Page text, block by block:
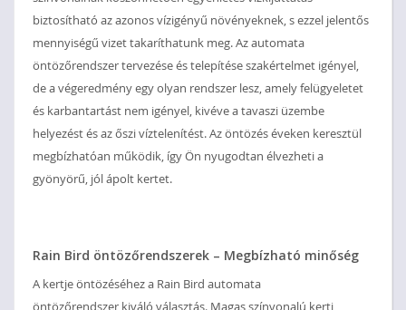
biztosítható az azonos vízigényű növényeknek, s ezzel jelentős
mennyiségű vizet takaríthatunk meg. Az automata
öntözőrendszer tervezése és telepítése szakértelmet igényel,
de a végeredmény egy olyan rendszer lesz, amely felügyeletet
és karbantartást nem igényel, kivéve a tavaszi üzembe
helyezést és az őszi víztelenítést. Az öntözés éveken keresztül
megbízhatóan működik, így Ön nyugodtan élvezheti a
gyönyörű, jól ápolt kertet.
Rain Bird öntözőrendszerek – Megbízható minőség
A kertje öntözéséhez a Rain Bird automata
öntözőrendszer kiváló választás. Magas színvonalú kerti